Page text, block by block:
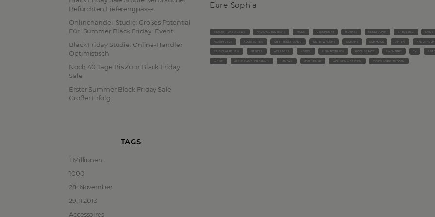
Eure Sophia
BLACKFRIDAYSALE.DE HAUSHALTSGERÄTE MODE GESCHENKE BÜCHER ELEKTRONIK SPIELZEUG DVDS
HAARPFLEGE ACCESSOIRES OBERBEKLEIDUNG UNTERWÄSCHE SCHUHE SCHMUCK UHREN
PAUSCHALREISEN FITNESS WELLNESS MÖBEL HEIMTEXTILIEN KOCHGERÄTE BAUMARKT TV
WEINE APPLE HÄNDLER GRAVIS HANDYS MOBILFUNK WOHNEN & GARTEN ESSEN & SPIRITUOSEN
Befürchten Lieferengpässe
Onlinehandel-Studie: Großes Potential
Für “Summer Black Friday” Event
Black Friday Studie: Online-Händler
Optimistisch
Noch 40 Tage Bis Zum Black Friday
Sale
Erster Summer Black Friday Sale
Großer Erfolg
TAGS
1 Millionen
1000
28. November
29.11.2013
Accessoires